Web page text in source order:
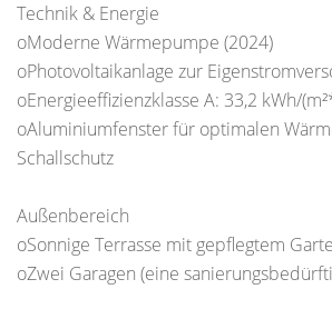
Technik & Energie
oModerne Wärmepumpe (2024)
oPhotovoltaikanlage zur
oEnergieeffizienzklasse A: 33,2 kWh/
oAluminiumfenster für optimalen
Schallschutz
Außenbereich
oSonnige Terrasse mit gepflegtem
oZwei Garagen (eine